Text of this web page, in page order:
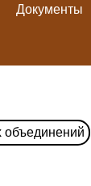
Документы
объединений